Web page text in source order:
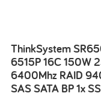
ThinkSystem
6515P 16C 150W
6400Mhz RAID
SAS SATA BP 1x